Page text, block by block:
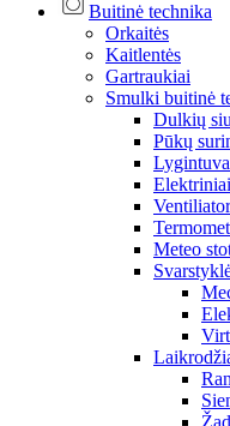
Buitinė technika
Orkaitės
Kaitlentės
Gartraukiai
Smulki buitinė
Dulkių
Pūkų
Meteo